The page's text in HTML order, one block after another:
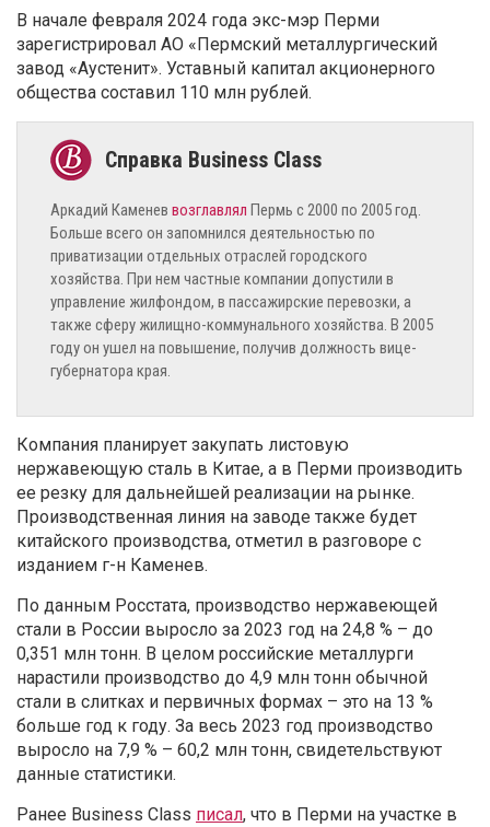
В начале февраля 2024 года экс-мэр Перми
зарегистрировал АО «Пермский металлургический
завод «Аустенит». Уставный капитал акционерного
общества составил 110 млн рублей.
Аркадий Каменев возглавлял Пермь с 2000 по 2005 год.
Больше всего он запомнился деятельностью по
приватизации отдельных отраслей городского
хозяйства. При нем частные компании допустили в
управление жилфондом, в пассажирские перевозки, а
также сферу жилищно-коммунального хозяйства. В 2005
году он ушел на повышение, получив должность вице-
губернатора края.
Компания планирует закупать листовую
нержавеющую сталь в Китае, а в Перми производить
ее резку для дальнейшей реализации на рынке.
Производственная линия на заводе также будет
китайского производства, отметил в разговоре с
изданием г-н Каменев.
По данным Росстата, производство нержавеющей
стали в России выросло за 2023 год на 24,8 % – до
0,351 млн тонн. В целом российские металлурги
нарастили производство до 4,9 млн тонн обычной
стали в слитках и первичных формах – это на 13 %
больше год к году. За весь 2023 год производство
выросло на 7,9 % – 60,2 млн тонн, свидетельствуют
данные статистики.
Ранее Business Class писал, что в Перми на участке в